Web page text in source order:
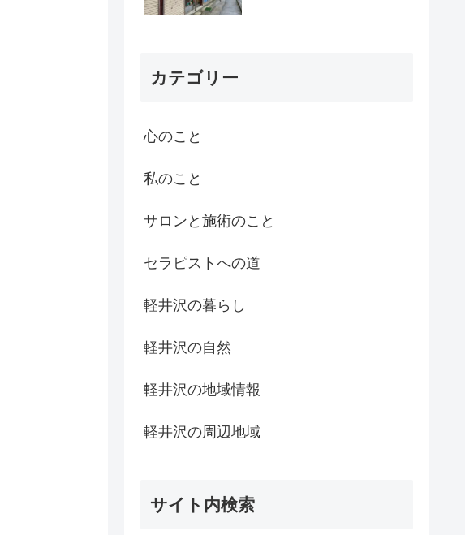
カテゴリー
心のこと
私のこと
サロンと施術のこと
セラピストへの道
軽井沢の暮らし
軽井沢の自然
軽井沢の地域情報
軽井沢の周辺地域
サイト内検索